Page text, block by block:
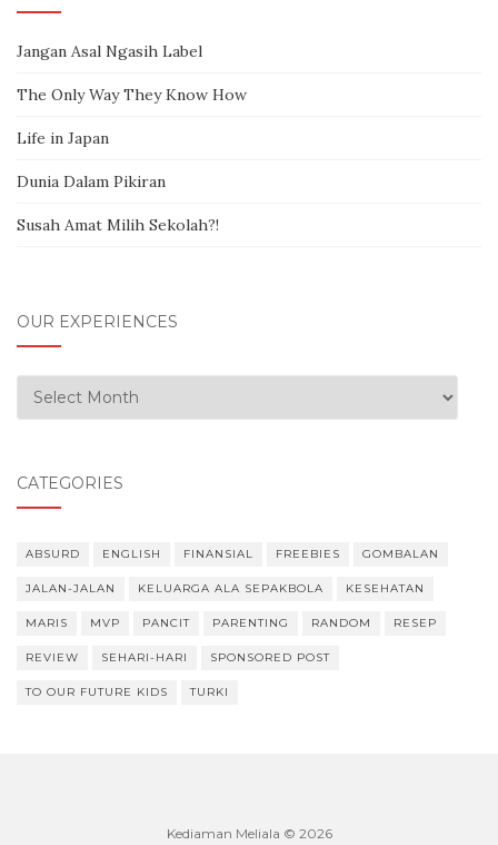
Jangan Asal Ngasih Label
The Only Way They Know How
Life in Japan
Dunia Dalam Pikiran
Susah Amat Milih Sekolah?!
OUR EXPERIENCES
Our Experiences
CATEGORIES
ABSURD ENGLISH FINANSIAL FREEBIES GOMBALAN
JALAN-JALAN KELUARGA ALA SEPAKBOLA KESEHATAN
MARIS MVP PANCIT PARENTING RANDOM RESEP
REVIEW SEHARI-HARI SPONSORED POST
TO OUR FUTURE KIDS TURKI
Kediaman Meliala © 2026